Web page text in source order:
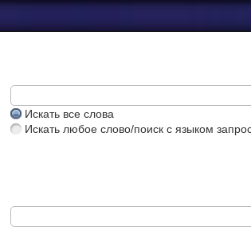
Искать все слова
Искать любое слово/поиск с языком